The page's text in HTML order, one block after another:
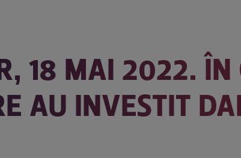
18 MAI 2022. ÎN
AU INVESTIT